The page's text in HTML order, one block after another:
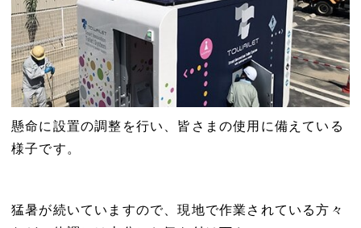
懸命に設置の調整を行い、皆さまの使用に備えている
様子です。
猛暑が続いていますので、現地で作業されている方々